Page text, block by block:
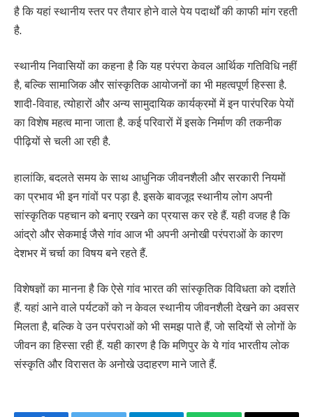
है कि यहां स्थानीय स्तर पर तैयार होने वाले पेय पदार्थों की काफी मांग रहती
है.
स्थानीय निवासियों का कहना है कि यह परंपरा केवल आर्थिक गतिविधि नहीं
है, बल्कि सामाजिक और सांस्कृतिक आयोजनों का भी महत्वपूर्ण हिस्सा है.
शादी-विवाह, त्योहारों और अन्य सामुदायिक कार्यक्रमों में इन पारंपरिक पेयों
का विशेष महत्व माना जाता है. कई परिवारों में इसके निर्माण की तकनीक
पीढ़ियों से चली आ रही है.
हालांकि, बदलते समय के साथ आधुनिक जीवनशैली और सरकारी नियमों
का प्रभाव भी इन गांवों पर पड़ा है. इसके बावजूद स्थानीय लोग अपनी
सांस्कृतिक पहचान को बनाए रखने का प्रयास कर रहे हैं. यही वजह है कि
आंद्रो और सेकमाई जैसे गांव आज भी अपनी अनोखी परंपराओं के कारण
देशभर में चर्चा का विषय बने रहते हैं.
विशेषज्ञों का मानना है कि ऐसे गांव भारत की सांस्कृतिक विविधता को दर्शाते
हैं. यहां आने वाले पर्यटकों को न केवल स्थानीय जीवनशैली देखने का अवसर
मिलता है, बल्कि वे उन परंपराओं को भी समझ पाते हैं, जो सदियों से लोगों के
जीवन का हिस्सा रही हैं. यही कारण है कि मणिपुर के ये गांव भारतीय लोक
संस्कृति और विरासत के अनोखे उदाहरण माने जाते हैं.